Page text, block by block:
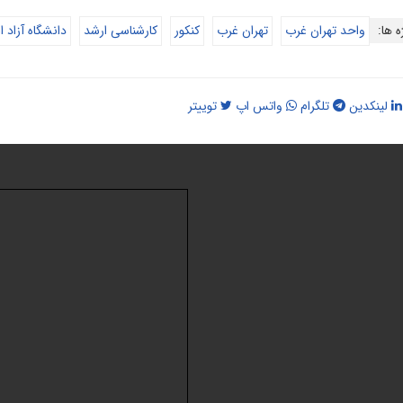
ها: واحد تهران غرب تهران غرب کنکور کارشناسی ارشد دانشگاه
لینکدین تلگرام واتس اپ توییتر